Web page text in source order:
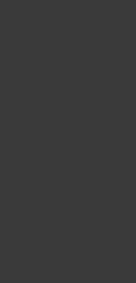
"جمهورية
الأبيض
لشركة